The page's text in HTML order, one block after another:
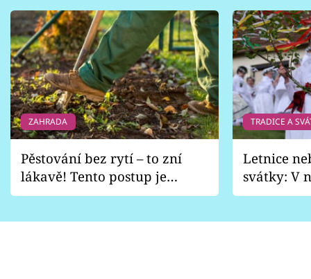
ZAHRADA
Pěstování bez rytí – to zní
lákavě! Tento postup je
vhodný jen pro některé
TRADICE A
Letnice
svátky: V
pondělí